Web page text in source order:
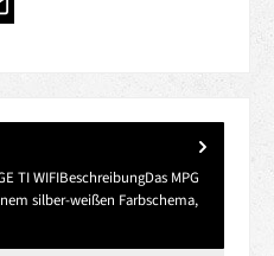
TI WIFIBeschreibungDas MPG
silber-weißen Farbschema,